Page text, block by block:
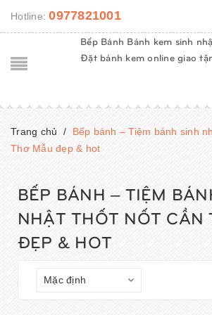
Hotline:0977821001
Bếp Bánh Bánh kem sinh
Đặt bánh kem online giao
Trang chủ /
Bếp bánh – Tiệm bánh sinh
Thơ Mẫu đẹp & hot
BẾP BÁNH – TIỆM
NHẬT THỐT NỐT CẦN
ĐẸP & HOT